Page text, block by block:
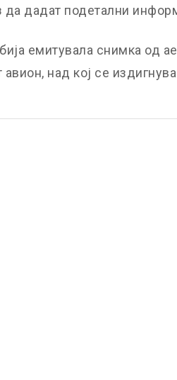
да дадат подетални
емитувала снимка од
над кој се